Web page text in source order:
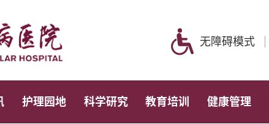
无障碍模式
护理园地 科学研究 教育培训 健康管理